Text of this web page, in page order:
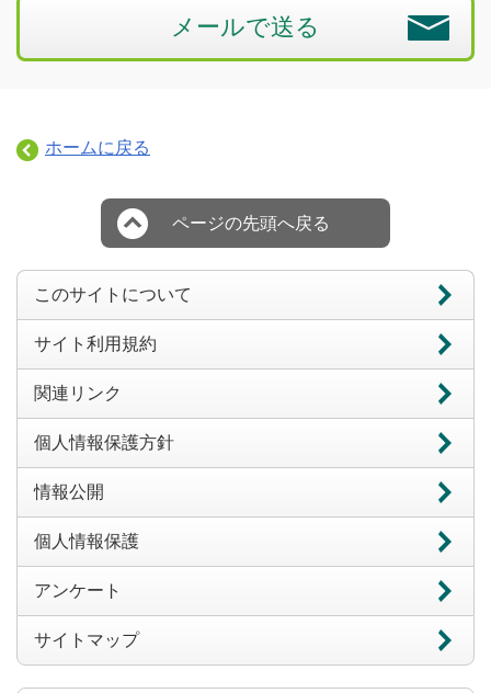
メールで送る
ホームに戻る
ページの先頭へ戻る
このサイトについて
サイト利用規約
関連リンク
個人情報保護方針
情報公開
個人情報保護
アンケート
サイトマップ